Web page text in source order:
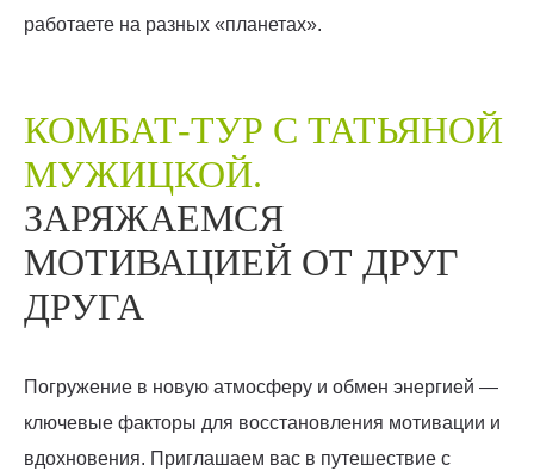
работаете на разных «планетах».
КОМБАТ-ТУР С ТАТЬЯНОЙ
МУЖИЦКОЙ.
ЗАРЯЖАЕМСЯ
МОТИВАЦИЕЙ ОТ ДРУГ
ДРУГА
Погружение в новую атмосферу и обмен энергией —
ключевые факторы для восстановления мотивации и
вдохновения. Приглашаем вас в путешествие с